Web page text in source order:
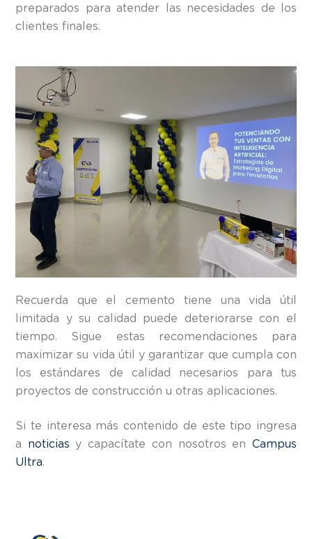
preparados para atender las necesidades de los
clientes finales.
Recuerda que el cemento tiene una vida útil
limitada y su calidad puede deteriorarse con el
tiempo. Sigue estas recomendaciones para
maximizar su vida útil y garantizar que cumpla con
los estándares de calidad necesarios para tus
proyectos de construcción u otras aplicaciones.
Si te interesa más contenido de este tipo ingresa
a noticias y capacítate con nosotros enCampus
Ultra.